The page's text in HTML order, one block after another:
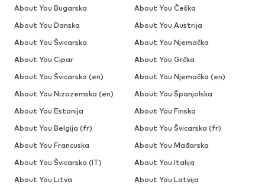
About You Bugarska
About You Češka
About You Danska
About You Austrija
About You Švicarska
About You Njemačka
About You Cipar
About You Grčka
About You Švicarska (en)
About You Njemačka (en)
About You Nizozemska (en)
About You Španjolska
About You Estonija
About You Finska
About You Belgija (fr)
About You Švicarska (fr)
About You Francuska
About You Mađarska
About You Švicarska (IT)
About You Italija
About You Litva
About You Latvija